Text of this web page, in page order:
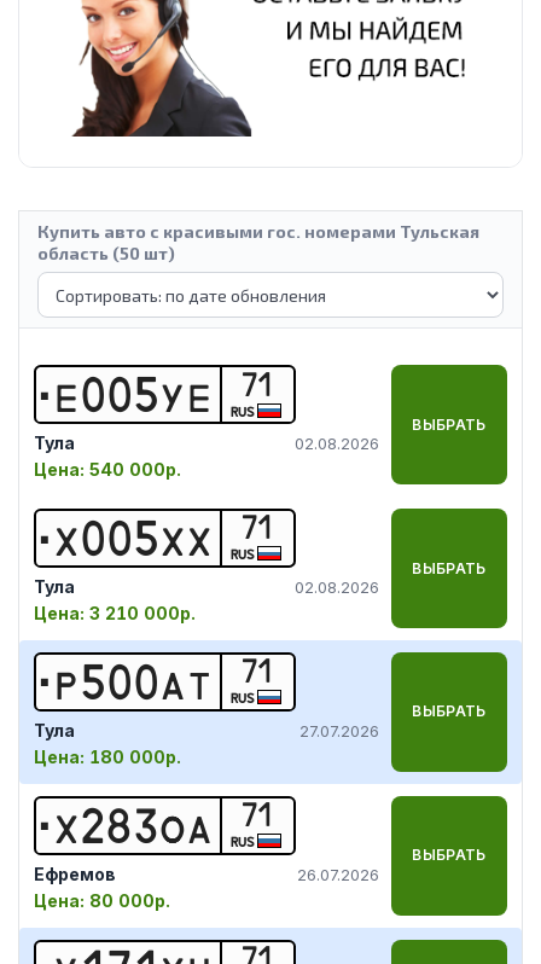
Купить авто с красивыми гос. номерами Тульская
область (50 шт)
Е005УЕ 71
RUS
Тула 02.08.2026
Цена: 540 000р.
ВЫБРАТЬ
71
Х005ХХ 71
RUS
Тула 02.08.2026
Цена: 3 210 000р.
ВЫБРАТЬ
Р500А Т 71
RUS
Тула 27.07.2026
Цена: 180 000р.
ВЫБРАТЬ
Х283ОА 71
RUS
Ефремов 26.07.2026
Цена: 80 000р.
ВЫБРАТЬ